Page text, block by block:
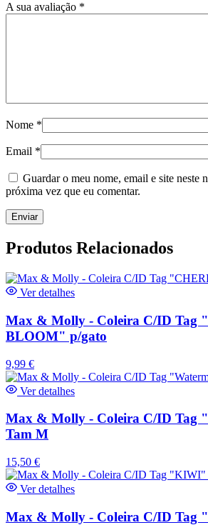
A sua avaliação *
Nome *
Email *
Guardar o meu nome, email e site neste
próxima vez que eu comentar.
Produtos Relacionados
Ver detalhes
Max & Molly - Coleira C/ID Tag
BLOOM" p/gato
9,99 €
Ver detalhes
Max & Molly - Coleira C/ID Tag
Tam M
15,50 €
Ver detalhes
Max & Molly - Coleira C/ID Tag